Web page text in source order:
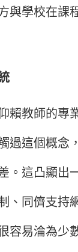
與學校在課
教師的專
過這個概念
。這凸顯出
、同儕支持
容易淪為少